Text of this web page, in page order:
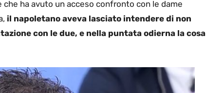
ha avuto un acceso confronto con le dame
il napoletano aveva lasciato intendere di non
con le due, e nella puntata odierna la cosa